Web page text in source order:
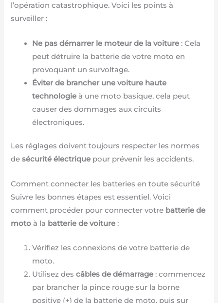
l’opération catastrophique. Voici les points à
surveiller :
Ne pas démarrer le moteur de la voiture : Cela
peut détruire la batterie de votre moto en
provoquant un survoltage.
Éviter de brancher une voiture haute
technologie à une moto basique, cela peut
causer des dommages aux circuits
électroniques.
Les réglages doivent toujours respecter les normes
desécurité électrique pour prévenir les accidents.
Comment connecter les batteries en toute sécurité
Suivre les bonnes étapes est essentiel. Voici
comment procéder pour connecter votre batterie de
moto à la batterie de voiture :
Vérifiez les connexions de votre batterie de
moto.
Utilisez descâbles de démarrage : commencez
par brancher la pince rouge sur la borne
positive (+) de la batterie de moto, puis sur